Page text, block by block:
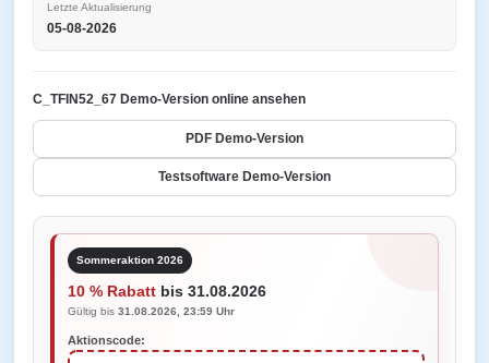
Letzte Aktualisierung
05-08-2026
C_TFIN52_67 Demo-Version online ansehen
PDF Demo-Version
Testsoftware Demo-Version
Sommeraktion 2026
10 % Rabatt bis 31.08.2026
Gültig bis 31.08.2026, 23:59 Uhr
Aktionscode: